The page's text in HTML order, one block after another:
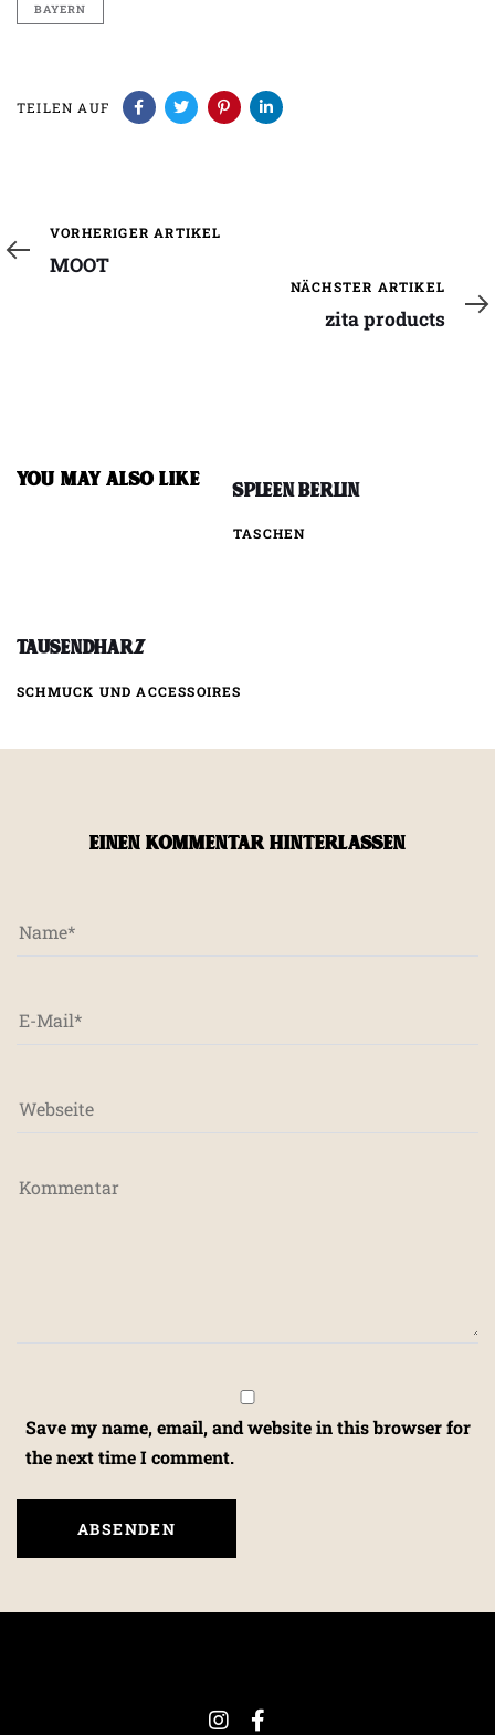
BAYERN
TEILEN AUF
Vorheriger
Artikel
VORHERIGER ARTIKEL
MOOT
Nächster
Artikel
NÄCHSTER ARTIKEL
zita products
YOU MAY ALSO LIKE Spleen Berlin
TASCHEN
Tausendharz
SCHMUCK UND ACCESSOIRES
EINEN KOMMENTAR HINTERLASSEN
Save my name, email, and website in this browser for
the next time I comment.